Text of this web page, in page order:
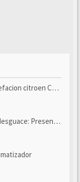
citroen C5 x7
y seguimiento